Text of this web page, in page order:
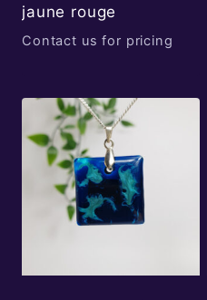
jaune rouge
Contact us for pricing